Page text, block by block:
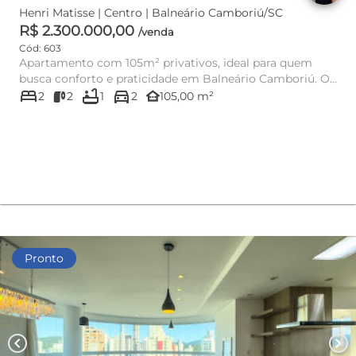
Henri Matisse | Centro | Balneário Camboriú/SC
R$ 2.300.000,00 /venda
Cód: 603
Apartamento com 105m² privativos, ideal para quem
busca conforto e praticidade em Balneário Camboriú. O
imóvel conta c...
bed2 2 bathtub1 directions_car2 other_houses105,00 m²
Pronto
chevron_left chevron_right